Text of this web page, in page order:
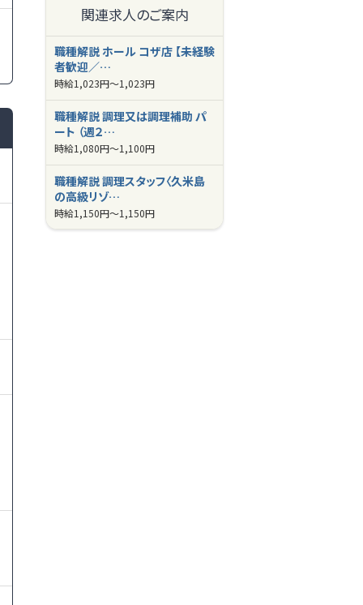
関連求人のご案内
職種解説 ホール コザ店 【未経験
者歓迎／…
時給1,023円～1,023円
職種解説 調理又は調理補助 パ
ート （週２…
時給1,080円～1,100円
職種解説 調理スタッフ〈久米島
の高級リゾ…
時給1,150円～1,150円